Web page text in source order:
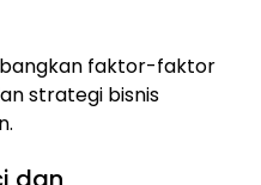
faktor-faktor
strategi bisnis